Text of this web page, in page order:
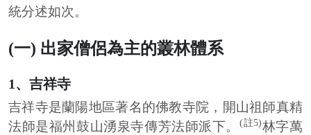
統分述如次。
(一) 出家僧侶為主的叢林體系
1、吉祥寺
吉祥寺是蘭陽地區著名的佛教寺院，開山祖師真精
法師是福州鼓山湧泉寺傳芳法師派下。(註5)林字萬